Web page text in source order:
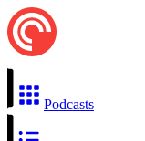
Podcasts